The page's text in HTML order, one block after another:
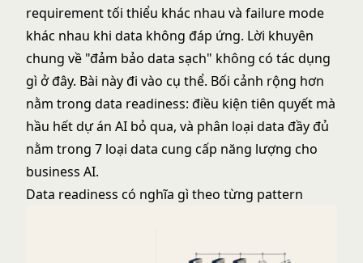
requirement tối thiểu khác nhau và failure mode
khác nhau khi data không đáp ứng. Lời khuyên
chung về "đảm bảo data sạch" không có tác dụng
gì ở đây. Bài này đi vào cụ thể. Bối cảnh rộng hơn
nằm trong data readiness: điều kiện tiên quyết mà
hầu hết dự án AI bỏ qua, và phân loại data đầy đủ
nằm trong 7 loại data cung cấp năng lượng cho
business AI.
Data readiness có nghĩa gì theo từng pattern